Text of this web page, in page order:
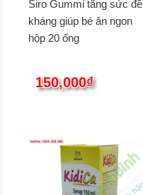
Siro Gummi tăng sức đề
kháng giúp bé ăn ngon
hộp 20 ống
150,000₫